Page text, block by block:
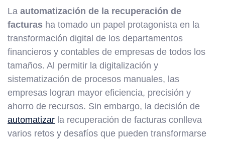
La automatización de la recuperación de
facturas ha tomado un papel protagonista en la
transformación digital de los departamentos
financieros y contables de empresas de todos los
tamaños. Al permitir la digitalización y
sistematización de procesos manuales, las
empresas logran mayor eficiencia, precisión y
ahorro de recursos. Sin embargo, la decisión de
automatizar la recuperación de facturas conlleva
varios retos y desafíos que pueden transformarse